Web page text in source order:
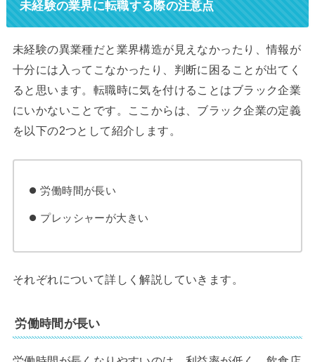
未経験の業界に転職する際の注意点
未経験の異業種だと業界構造が見えなかったり、情報が
十分には入ってこなかったり、判断に困ることが出てく
ると思います。転職時に気を付けることはブラック企業
にいかないことです。ここからは、ブラック企業の定義
を以下の2つとして紹介します。
労働時間が長い
プレッシャーが大きい
それぞれについて詳しく解説していきます。
労働時間が長い